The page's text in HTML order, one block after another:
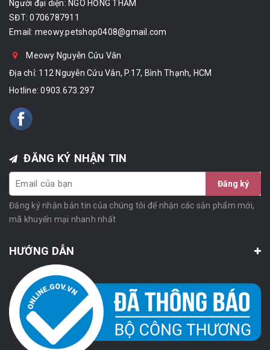
Người đại diện: NGÔ HỒNG THẮM
SĐT: 0706787911
Email: meowy.petshop0408@gmail.com
Meowy Nguyễn Cửu Vân
Địa chỉ: 112 Nguyễn Cửu Vân, P.17, Bình Thạnh, HCM
Hotline:0903.673.297
ĐĂNG KÝ NHẬN TIN
Đăng ký
Đăng ký nhận bản tin của chúng tôi để nhận các sản phẩm mới,
mã khuyến mại nhanh nhất
HƯỚNG DẪN